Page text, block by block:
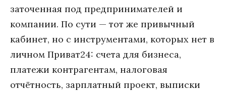
заточенная под предпринимателей и
компании. По сути — тот же привычный
кабинет, но с инструментами, которых нет в
личном Приват24: счета для бизнеса,
платежи контрагентам, налоговая
отчётность, зарплатный проект, выписки